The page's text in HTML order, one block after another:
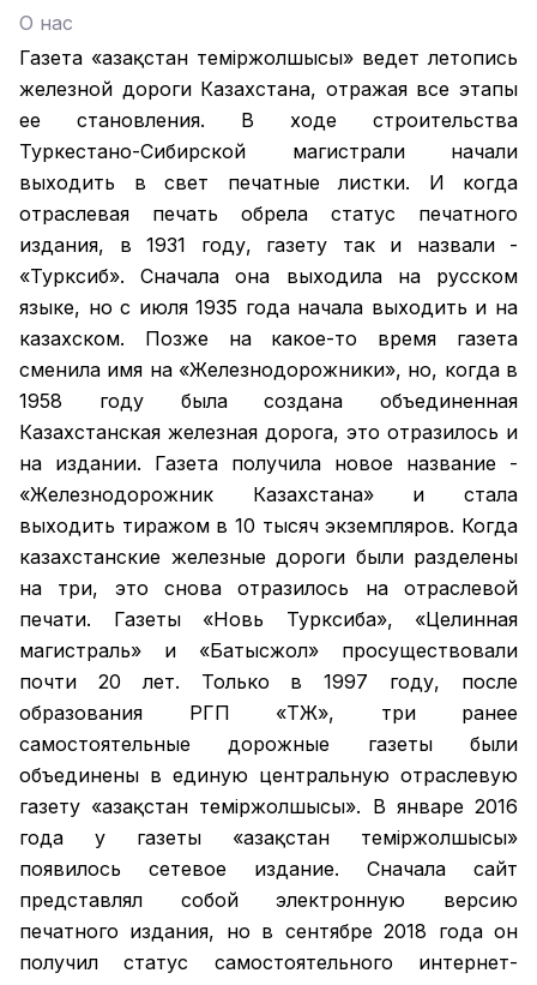
О нас
Газета «Қазақстан теміржолшысы» ведет летопись
железной дороги Казахстана, отражая все этапы
ее становления. В ходе строительства
Туркестано-Сибирской магистрали начали
выходить в свет печатные листки. И когда
отраслевая печать обрела статус печатного
издания, в 1931 году, газету так и назвали -
«Турксиб». Сначала она выходила на русском
языке, но с июля 1935 года начала выходить и на
казахском. Позже на какое-то время газета
сменила имя на «Железнодорожники», но, когда в
1958 году была создана объединенная
Казахстанская железная дорога, это отразилось и
на издании. Газета получила новое название -
«Железнодорожник Казахстана» и стала
выходить тиражом в 10 тысяч экземпляров. Когда
казахстанские железные дороги были разделены
на три, это снова отразилось на отраслевой
печати. Газеты «Новь Турксиба», «Целинная
магистраль» и «Батысжол» просуществовали
почти 20 лет. Только в 1997 году, после
образования РГП «ҚТЖ», три ранее
самостоятельные дорожные газеты были
объединены в единую центральную отраслевую
газету «Қазақстан темiржолшысы». В январе 2016
года у газеты «Қазақстан теміржолшысы»
появилось сетевое издание. Сначала сайт
представлял собой электронную версию
печатного издания, но в сентябре 2018 года он
получил статус самостоятельного интернет-